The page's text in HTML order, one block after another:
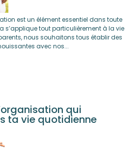
est un élément essentiel dans toute
s’applique tout particulièrement à la vie
nous souhaitons tous établir des
avec nos...
qui
ta vie quotidienne